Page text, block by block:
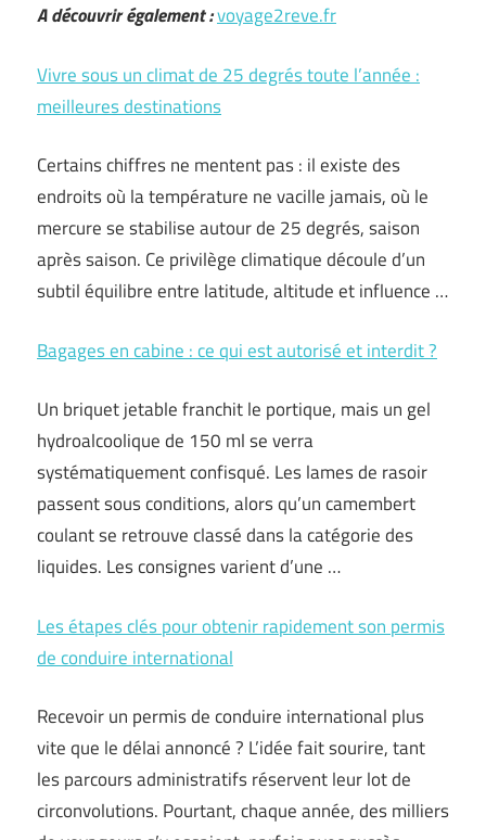
A découvrir également :voyage2reve.fr
Vivre sous un climat de 25 degrés toute l’année :
meilleures destinations
Certains chiffres ne mentent pas : il existe des
endroits où la température ne vacille jamais, où le
mercure se stabilise autour de 25 degrés, saison
après saison. Ce privilège climatique découle d’un
subtil équilibre entre latitude, altitude et influence …
Bagages en cabine : ce qui est autorisé et interdit ?
Un briquet jetable franchit le portique, mais un gel
hydroalcoolique de 150 ml se verra
systématiquement confisqué. Les lames de rasoir
passent sous conditions, alors qu’un camembert
coulant se retrouve classé dans la catégorie des
liquides. Les consignes varient d’une …
Les étapes clés pour obtenir rapidement son permis
de conduire international
Recevoir un permis de conduire international plus
vite que le délai annoncé ? L’idée fait sourire, tant
les parcours administratifs réservent leur lot de
circonvolutions. Pourtant, chaque année, des milliers